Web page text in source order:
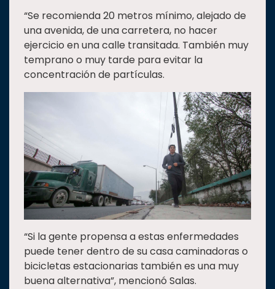
“Se recomienda 20 metros mínimo, alejado de
una avenida, de una carretera, no hacer
ejercicio en una calle transitada. También muy
temprano o muy tarde para evitar la
concentración de partículas.
“Si la gente propensa a estas enfermedades
puede tener dentro de su casa caminadoras o
bicicletas estacionarias también es una muy
buena alternativa”, mencionó Salas.